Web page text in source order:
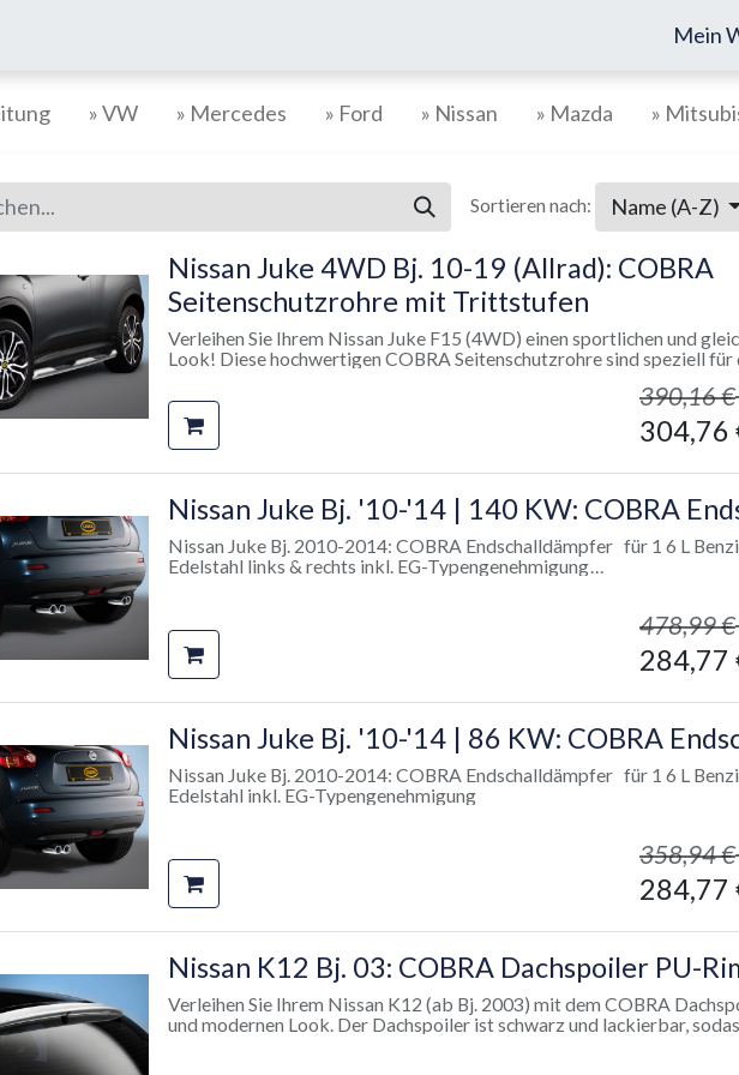
Mein
» VW » Mercedes » Ford » Nissan » Mazda »
Sortieren nach: Name (A-Z)
Nissan Juke 4WD Bj. 10-19 (Allrad): COBRA
Seitenschutzrohre mit Trittstufen
Verleihen Sie Ihrem Nissan Juke F15 (4WD) einen sportlichen und
Look! Diese hochwertigen COBRA Seitenschutzrohre sind speziell für
die hochglanzverchromt sind, und bieten mit ihren eingelassenen
Aufwertung als auch einen sicheren Einstieg.
✔ Material: Edelstahl hochglanzverchromt – robust und glänzend
✔ Rohrdurchmesser: Ø 80 mm – ideal für Offroad-Optik und
✔ Eingelassene Trittstufen: Sicherer Halt beim Ein- und Aussteigen
✔ Montage: Inklusive komplettem Montagematerial für eine
✔ Gutachten: Mit TÜV-Teilegutachten – für eine legale Nutzung im
✔ OE-Nr.: Original Nissan Zubehör – für perfekten Sitz und Passform
Nissan Juke F15 (4WD) Bj. 2010-2019 mit 2530 mm Radstand
🔔 Wichtige Hinweise:
➡ Bitte prüfen Sie vor dem Kauf, ob die EG-
Fahrzeugschein mit der im Teilegutachten übereinstimmt. Das
eingesehen werden.
➡ Abbildung kann weiteres aufpreispflichtiges oder nicht mehr
enthalten.
390,16€
304,76
Nissan Juke Bj. '10-'14 | 140 KW: COBRA
Nissan Juke Bj. 2010-2014: COBRA Endschalldämpfer für 1 6 L Benziner 140 kW 4WD |
Edelstahl links & rechts inkl. EG-Typengenehmigung
478,99€
284,77
Nissan Juke Bj. '10-'14 | 86 KW: COBRA
Nissan Juke Bj. 2010-2014: COBRA Endschalldämpfer für 1 6 L Benziner 86 kW 2WD |
Edelstahl inkl. EG-Typengenehmigung
358,94€
284,77
Nissan K12 Bj. 03: COBRA Dachspoiler PU-
Verleihen Sie Ihrem Nissan K12 (ab Bj. 2003) mit dem COBRA
und modernen Look. Der Dachspoiler ist schwarz und lackierbar,